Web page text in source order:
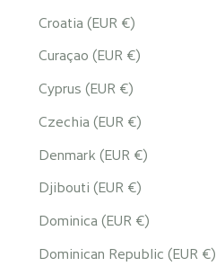
Croatia (EUR €)
Curaçao (EUR €)
Cyprus (EUR €)
Czechia (EUR €)
Denmark (EUR €)
Djibouti (EUR €)
Dominica (EUR €)
Dominican Republic (EUR €)